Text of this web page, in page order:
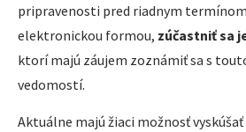
pripravenosti pred riadnym
elektronickou formou, zúčastniť sa
ktorí majú záujem zoznámiť sa s
vedomostí.
Aktuálne majú žiaci možnosť vyskúšať